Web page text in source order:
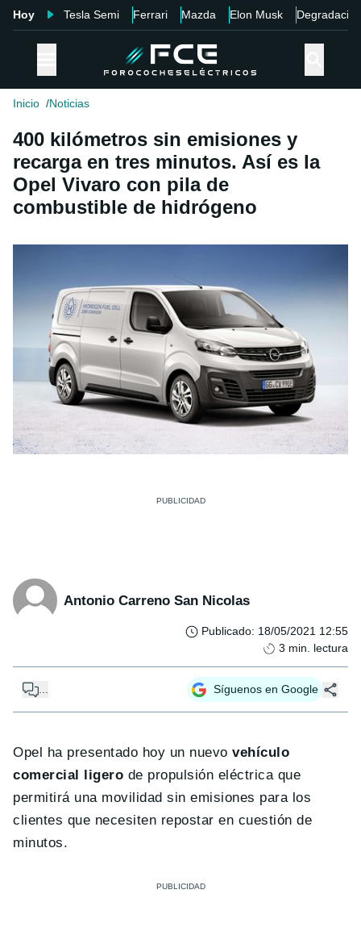
Hoy Tesla Semi Ferrari Mazda Elon Musk Degradación
Inicio Noticias
400 kilómetros sin emisiones y
recarga en tres minutos. Así es la
Opel Vivaro con pila de
combustible de hidrógeno
Antonio Carreno San Nicolas
Publicado: 18/05/2021 12:55
3 min. lectura
Síguenos en Google
Opel ha presentado hoy un nuevovehículo
comercial ligero de propulsión eléctrica que
permitirá una movilidad sin emisiones para los
clientes que necesiten repostar en cuestión de
minutos.